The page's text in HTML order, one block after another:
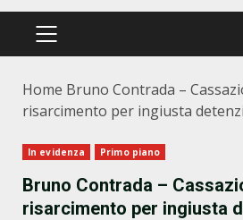
PRIMÄRES
Home Bruno Contrada –
risarcimento per ingiusta
In evidenza Primo piano
Bruno Contrada –
risarcimento per ingiusta